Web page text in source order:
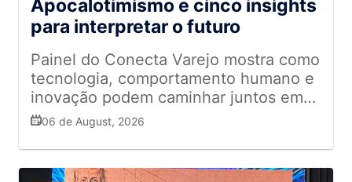
Apocalotimismo e cinco insights
para interpretar o futuro
Painel do Conecta Varejo mostra como
tecnologia, comportamento humano e
inovação podem caminhar juntos em
um mundo de rápidas transformações
06 de August, 2026